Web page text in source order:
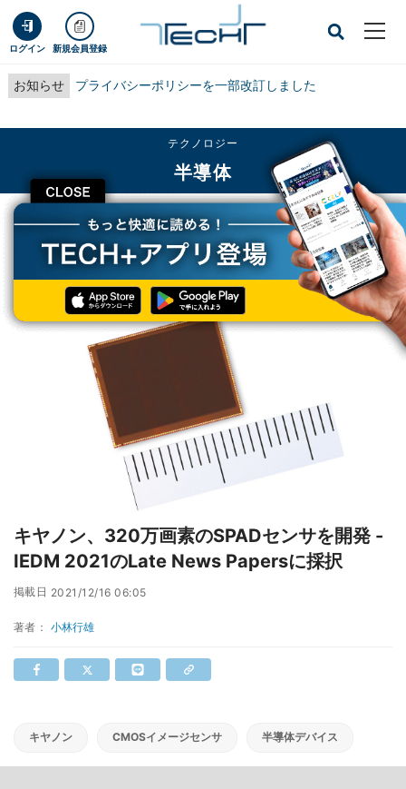
ログイン 新規会員登録
お知らせ プライバシーポリシーを一部改訂しました
CLOSE
テクノロジー
半導体
TECH+ テクノロジー
半導体
キヤノン、320万画素のSPADセンサを開発 - IEDM 2021のLate News
キヤノン、320万画素のSPADセンサを開発 -
IEDM 2021のLate News Papersに採択
掲載日 2021/12/16 06:05
著者： 小林行雄
キヤノン CMOSイメージセンサ 半導体デバイス